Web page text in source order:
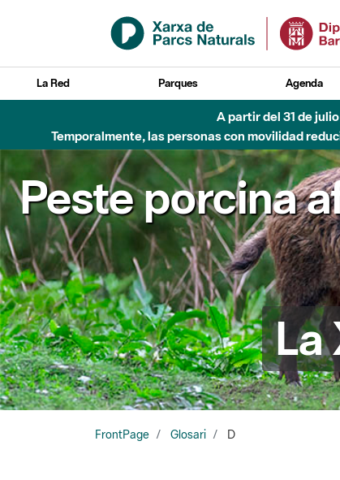
Saltar al contenido principal
La Red Parques Agenda
A partir del 31 de
Temporalmente, las personas con movilidad
Peste porcina
La
FrontPage Glosari D